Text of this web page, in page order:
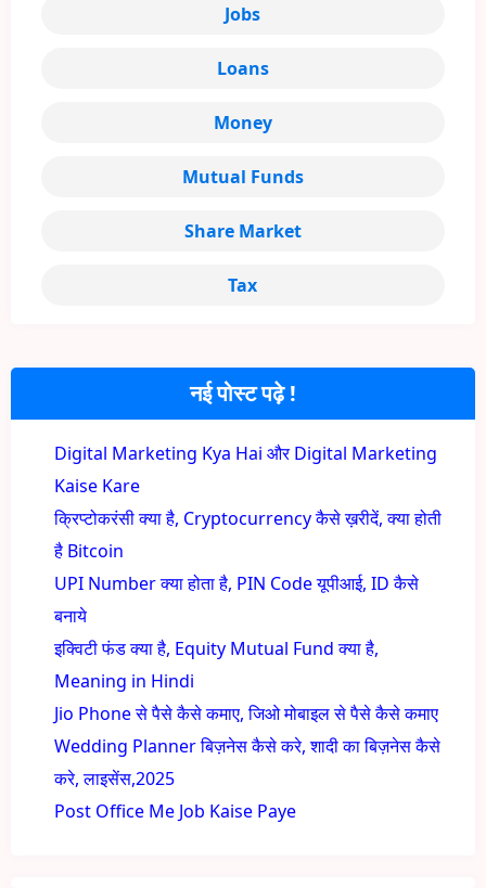
नई पोस्ट पढ़े !
Digital Marketing Kya Hai और Digital Marketing
Kaise Kare
क्रिप्टोकरंसी क्या है, Cryptocurrency कैसे ख़रीदें, क्या होती
है Bitcoin
UPI Number क्या होता है, PIN Code यूपीआई, ID कैसे
बनाये
इक्विटी फंड क्या है, Equity Mutual Fund क्या है,
Meaning in Hindi
Jio Phone से पैसे कैसे कमाए, जिओ मोबाइल से पैसे कैसे कमाए
Wedding Planner बिज़नेस कैसे करे, शादी का बिज़नेस कैसे
करे, लाइसेंस,2025
Post Office Me Job Kaise Paye
Jobs
Loans
Money
Mutual Funds
Share Market
Tax